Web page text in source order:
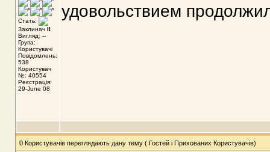
Стать:
Заклинач II
Вигляд: --
Група:
Користувачі
Повідомлень:
538
Користувач
№: 40554
Реєстрація:
29-June 08
удовольствием
0 Користувачів переглядають дану тему ( Гостей і Прихованих Користувачів)